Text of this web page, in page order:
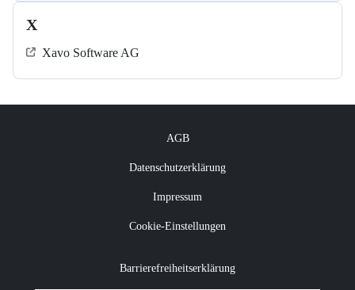
X
Xavo Software AG
AGB
Datenschutzerklärung
Impressum
Cookie-Einstellungen
Barrierefreiheitserklärung